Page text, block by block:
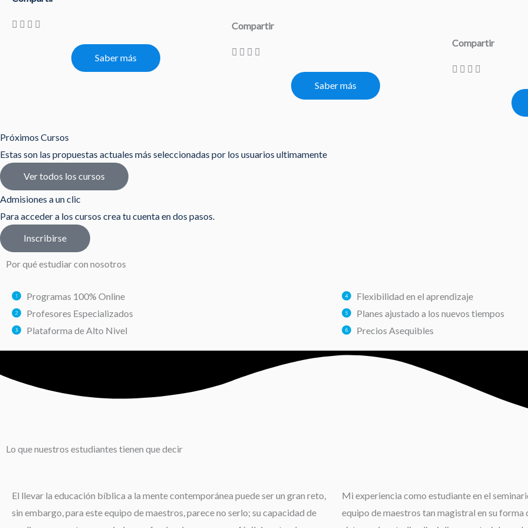
Saber más
Compartir
Saber más
Compartir
Próximos Cursos
Estas son las propuestas actuales más seleccionadas por los usuarios ultimamente
Ver todos los cursos
Admisiones a un clic
Para acceder a los cursos crea tu cuenta en dos pasos.
Inscribirse
Por qué estudiar con nosotros
Programas 100% Online
Profesores Especializados
Plataforma de Alto Nivel
Flexibilidad en el aprendizaje
Planes ajustado a los nuevos tiempos
Precios Asequibles
Lo que nuestros estudiantes tienen que decir
El llevar la educación bíblica a la mente contemporánea puede ser un gran reto,
sin embargo, para este equipo de maestros, parece no serlo; su capacidad de
Mi experiencia como estudiante en el
equipo de maestros tan magistral en su forma